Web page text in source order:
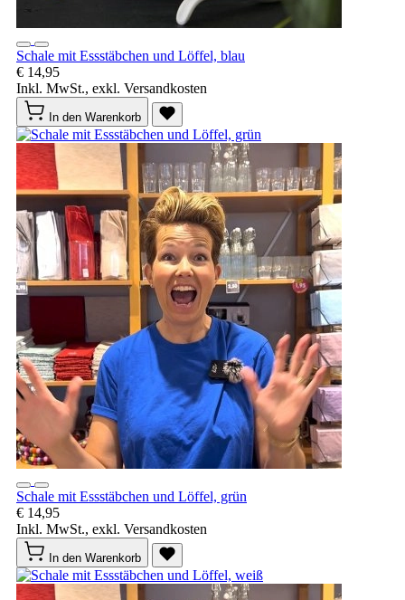
Schale mit Essstäbchen und Löffel, blau
€ 14,95
Inkl. MwSt., exkl. Versandkosten
In den Warenkorb
Schale mit Essstäbchen und Löffel, grün
€ 14,95
Inkl. MwSt., exkl. Versandkosten
In den Warenkorb